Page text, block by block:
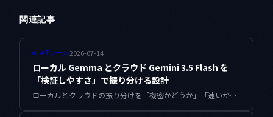
関連記事
⚙ AIツール2026-07-14
ローカル Gemma とクラウド Gemini 3.5 Flash を
「検証しやすさ」で振り分ける設計
ローカルとクラウドの振り分けを「機密かどうか」「速いかどうか」で決めていた頃、判断が毎回ぶれていました。本当に効いた軸は、出力が間違っていたときに安く気づけて安く戻せるか、でした。検証しやすさと復旧コストからモデルを選ぶルーターを、判定コードと実測ログの設計まで含めて組み立てます。